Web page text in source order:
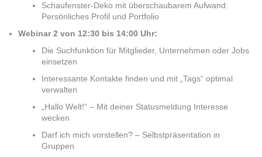
Schaufenster-Deko mit überschaubarem Aufwand:
Persönliches Profil und Portfolio
​Webinar 2 von 12:30 bis 14:00 Uhr:
Die Suchfunktion für Mitglieder, Unternehmen oder Jobs
einsetzen
Interessante Kontakte finden und mit „Tags“ optimal
verwalten
„Hallo Welt!“ – Mit deiner Statusmeldung Interesse
wecken
Darf ich mich vorstellen? – Selbstpräsentation in
Gruppen